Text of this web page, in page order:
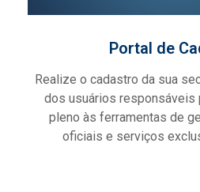
Portal de
Realize o cadastro da sua
dos usuários responsáveis
pleno às ferramentas de
oficiais e serviços